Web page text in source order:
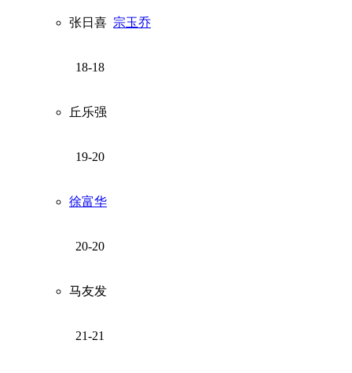
张日喜 宗玉乔
18-18
丘乐强
19-20
徐富华
20-20
马友发
21-21